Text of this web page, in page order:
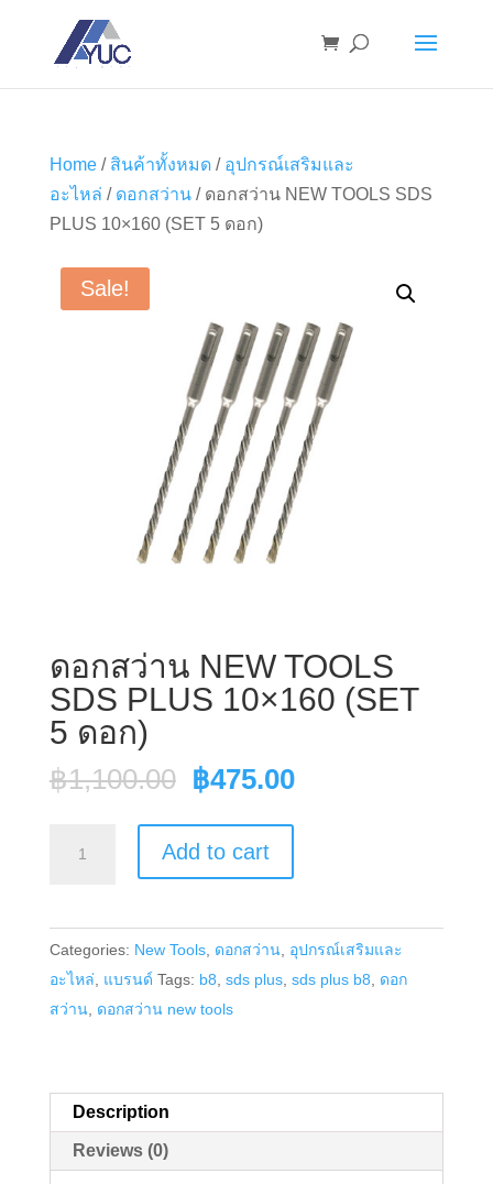
Home/ สินค้าทั้งหมด/ อุปกรณ์เสริมและ
อะไหล่ / ดอกสว่าน/ ดอกสว่าน NEW TOOLS SDS
PLUS 10×160 (SET 5 ดอก)
Sale!
ดอกสว่าน NEW TOOLS
SDS PLUS 10×160 (SET
5 ดอก)
฿1,100.00 Original
was:
฿1,100.00.
฿475.00Current
is:
TOOLS
SDS
PLUS
10x160
ดอก)
quantity
Add to cart
Categories: New Tools, ดอกสว่าน, อุปกรณ์เสริมและ
อะไหล่, แบรนด์ Tags: b8, sds plus, sds plus b8, ดอก
สว่าน, ดอกสว่าน new tools
Description
Reviews (0)